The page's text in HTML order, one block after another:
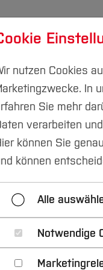
Forschung
(FB A)
nutzen Cookies
In
Sie mehr
verarbeiten
können Sie
können
Alle
Notwendige